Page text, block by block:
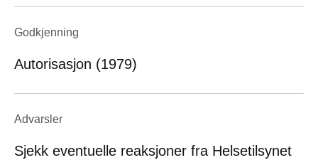
Godkjenning
Autorisasjon (1979)
Advarsler
Sjekk eventuelle reaksjoner fra Helsetilsynet